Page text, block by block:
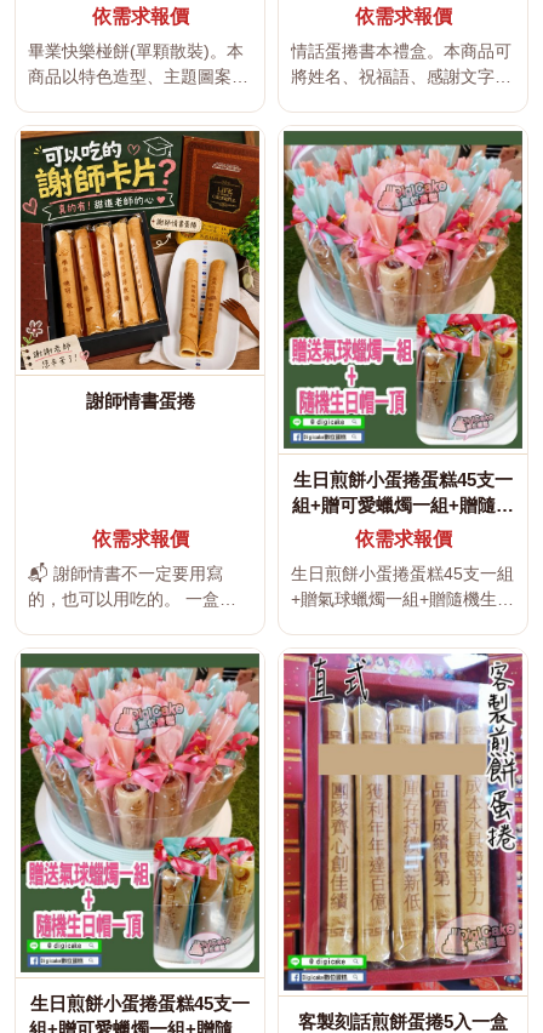
依需求報價
畢業快樂椪餅(單顆散裝)。本
商品以特色造型、主題圖案與
慶活...
依需求報價
情話蛋捲書本禮盒。本商品可
將姓名、祝福語、感謝文字、
語或節...
謝師情書蛋捲
依需求報價
📬 謝師情書不一定要用寫
的，也可以用吃的。 一盒甜
老...
生日煎餅小蛋捲蛋糕45支一
組+贈可愛蠟燭一組+贈隨機
生日帽
依需求報價
生日煎餅小蛋捲蛋糕45支一組
+贈氣球蠟燭一組+贈隨機生日
生日煎餅小蛋捲蛋糕45支一
組+贈可愛蠟燭一組+贈隨機
客製刻話煎餅蛋捲5入一盒